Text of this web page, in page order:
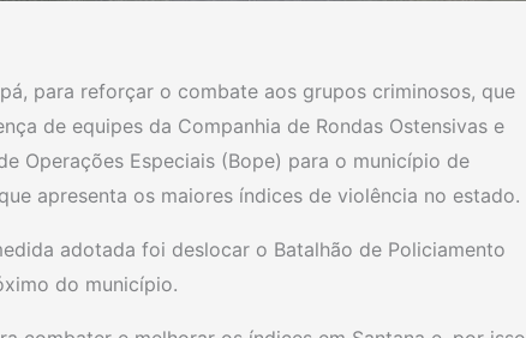
para reforçar o combate aos grupos criminosos, que
de equipes da Companhia de Rondas Ostensivas e
Operações Especiais (Bope) para o município de
apresenta os maiores índices de violência no estado.
adotada foi deslocar o Batalhão de Policiamento
do município.